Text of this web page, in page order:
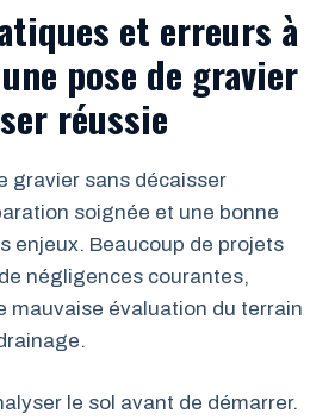
et erreurs à
pose de gravier
réussie
gravier sans décaisser
soignée et une bonne
enjeux. Beaucoup de projets
négligences courantes,
mauvaise évaluation du terrain
le sol avant de démarrer.